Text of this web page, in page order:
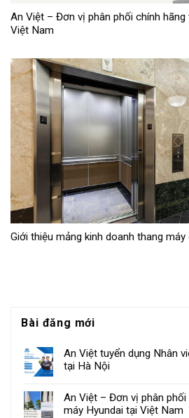
An Việt – Đơn vị phân phối chính
Việt Nam
Giới thiệu mảng kinh doanh thang
Bài đăng mới
An Việt tuyển dụng Nhân
tại Hà Nội
An Việt – Đơn vị phân phối
máy Hyundai tại Việt Nam